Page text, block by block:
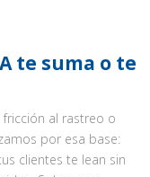
te suma o te
al rastreo o
por esa base:
clientes te lean sin